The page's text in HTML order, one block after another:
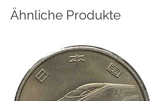
Ähnliche Produkte